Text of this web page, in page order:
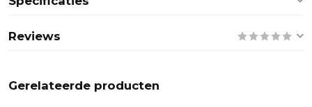
Reviews
Gerelateerde producten